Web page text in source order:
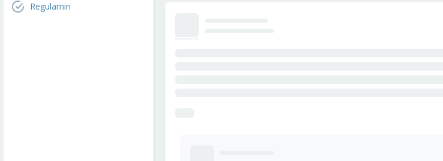
Regulamin